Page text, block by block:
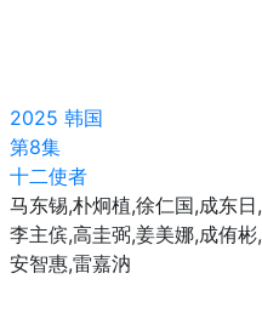
2025 韩国
第8集
十二使者
马东锡,朴炯植,徐仁国,成东日,
李主傧,高圭弼,姜美娜,成侑彬,
安智惠,雷嘉汭